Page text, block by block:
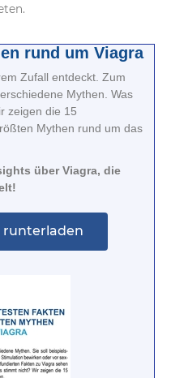
rund um Viagra
Zufall entdeckt. Zum
Mythen. Was
zeigen die 15
Mythen rund um das
über Viagra, die